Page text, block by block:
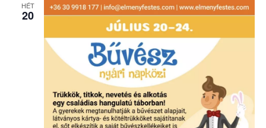
HÉT
20